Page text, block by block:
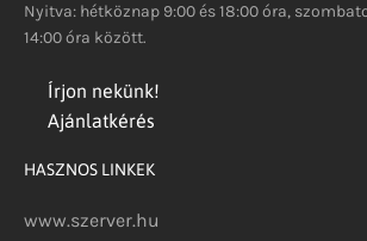
Nyitva: hétköznap 9:00 és 18:00 óra,
14:00 óra között.
Írjon nekünk!
Ajánlatkérés
HASZNOS LINKEK
www.szerver.hu